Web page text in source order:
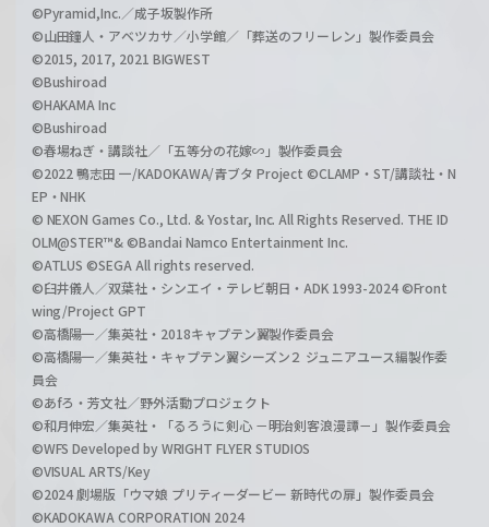
©Pyramid,Inc.／成子坂製作所
©山田鐘人・アベツカサ／小学館／「葬送のフリーレン」製作委員会
©2015, 2017, 2021 BIGWEST
©Bushiroad
©HAKAMA Inc
©Bushiroad
©春場ねぎ・講談社／「五等分の花嫁∽」製作委員会
©2022 鴨志田 一/KADOKAWA/青ブタ Project ©CLAMP・ST/講談社・N
EP・NHK
© NEXON Games Co., Ltd. & Yostar, Inc. All Rights Reserved. THE ID
OLM@STER™& ©Bandai Namco Entertainment Inc.
©ATLUS ©SEGA All rights reserved.
©臼井儀人／双葉社・シンエイ・テレビ朝日・ADK 1993-2024 ©Front
wing/Project GPT
©高橋陽一／集英社・2018キャプテン翼製作委員会
©高橋陽一／集英社・キャプテン翼シーズン２ ジュニアユース編製作委
員会
©あfろ・芳文社／野外活動プロジェクト
©和月伸宏／集英社・「るろうに剣心 －明治剣客浪漫譚－」製作委員会
©WFS Developed by WRIGHT FLYER STUDIOS
©VISUAL ARTS/Key
©2024 劇場版「ウマ娘 プリティーダービー 新時代の扉」製作委員会
©KADOKAWA CORPORATION 2024